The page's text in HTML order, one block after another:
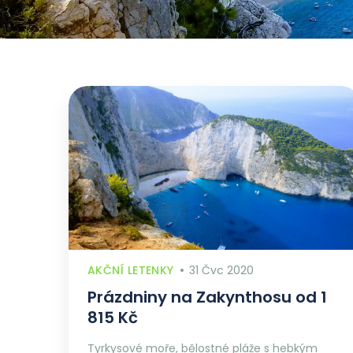
AKČNÍ LETENKY 31 Čvc 2020
Prázdniny na Zakynthosu od 1
815 Kč
Tyrkysové moře, bělostné pláže s hebkým